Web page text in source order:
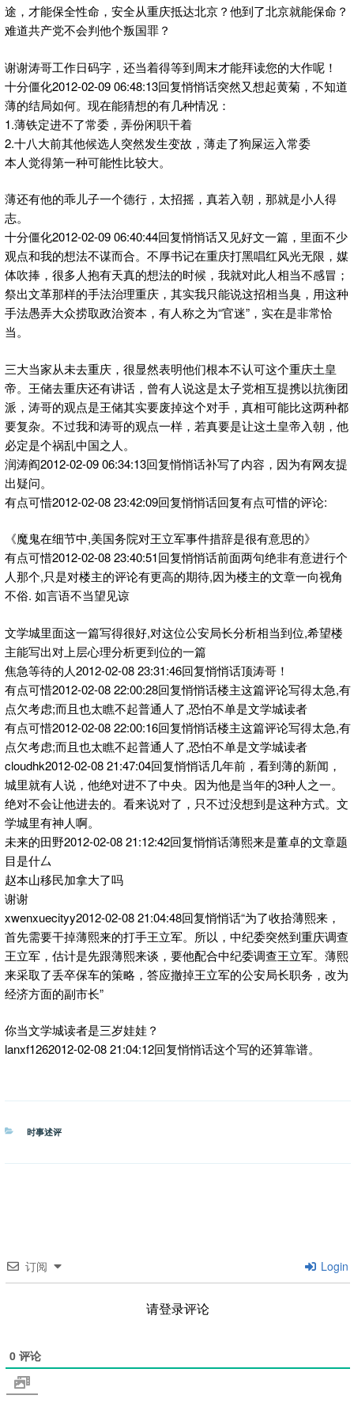
途，才能保全性命，安全从重庆抵达北京？他到了北京就能保命？
难道共产党不会判他个叛国罪？
谢谢涛哥工作日码字，还当着得等到周末才能拜读您的大作呢！
十分僵化2012-02-09 06:48:13回复悄悄话突然又想起黄菊，不知道
薄的结局如何。现在能猜想的有几种情况：
1.薄铁定进不了常委，弄份闲职干着
2.十八大前其他候选人突然发生变故，薄走了狗屎运入常委
本人觉得第一种可能性比较大。
薄还有他的乖儿子一个德行，太招摇，真若入朝，那就是小人得
志。
十分僵化2012-02-09 06:40:44回复悄悄话又见好文一篇，里面不少
观点和我的想法不谋而合。不厚书记在重庆打黑唱红风光无限，媒
体吹捧，很多人抱有天真的想法的时候，我就对此人相当不感冒；
祭出文革那样的手法治理重庆，其实我只能说这招相当臭，用这种
手法愚弄大众捞取政治资本，有人称之为“官迷”，实在是非常恰
当。
三大当家从未去重庆，很显然表明他们根本不认可这个重庆土皇
帝。王储去重庆还有讲话，曾有人说这是太子党相互提携以抗衡团
派，涛哥的观点是王储其实要废掉这个对手，真相可能比这两种都
要复杂。不过我和涛哥的观点一样，若真要是让这土皇帝入朝，他
必定是个祸乱中国之人。
润涛阎2012-02-09 06:34:13回复悄悄话补写了内容，因为有网友提
出疑问。
有点可惜2012-02-08 23:42:09回复悄悄话回复有点可惜的评论:
《魔鬼在细节中,美国务院对王立军事件措辞是很有意思的》
有点可惜2012-02-08 23:40:51回复悄悄话前面两句绝非有意进行个
人那个,只是对楼主的评论有更高的期待,因为楼主的文章一向视角
不俗. 如言语不当望见谅
文学城里面这一篇写得很好,对这位公安局长分析相当到位,希望楼
主能写出对上层心理分析更到位的一篇
焦急等待的人2012-02-08 23:31:46回复悄悄话顶涛哥！
有点可惜2012-02-08 22:00:28回复悄悄话楼主这篇评论写得太急,有
点欠考虑;而且也太瞧不起普通人了,恐怕不单是文学城读者
有点可惜2012-02-08 22:00:16回复悄悄话楼主这篇评论写得太急,有
点欠考虑;而且也太瞧不起普通人了,恐怕不单是文学城读者
cloudhk2012-02-08 21:47:04回复悄悄话几年前，看到薄的新闻，
城里就有人说，他绝对进不了中央。因为他是当年的3种人之一。
绝对不会让他进去的。看来说对了，只不过没想到是这种方式。文
学城里有神人啊。
未来的田野2012-02-08 21:12:42回复悄悄话薄熙来是董卓的文章题
目是什厶
赵本山移民加拿大了吗
谢谢
xwenxuecityy2012-02-08 21:04:48回复悄悄话“为了收拾薄熙来，
首先需要干掉薄熙来的打手王立军。所以，中纪委突然到重庆调查
王立军，估计是先跟薄熙来谈，要他配合中纪委调查王立军。薄熙
来采取了丢卒保车的策略，答应撤掉王立军的公安局长职务，改为
经济方面的副市长”
你当文学城读者是三岁娃娃？
lanxf1262012-02-08 21:04:12回复悄悄话这个写的还算靠谱。
分
时事述评
订阅 Login
请登录评论
0 评论